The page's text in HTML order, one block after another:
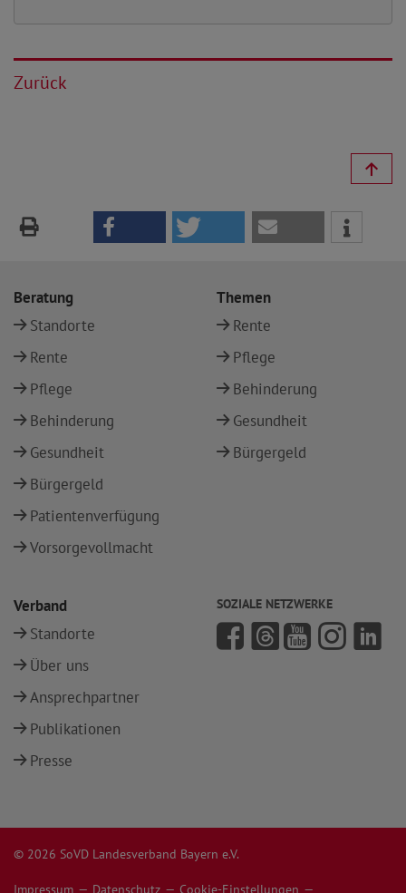
Zurück
Beratung
Standorte
Rente
Pflege
Behinderung
Gesundheit
Bürgergeld
Patientenverfügung
Vorsorgevollmacht
Themen
Rente
Pflege
Behinderung
Gesundheit
Bürgergeld
Verband
Standorte
Über uns
Ansprechpartner
Publikationen
Presse
SOZIALE NETZWERKE
© 2026 SoVD Landesverband Bayern e.V.
Impressum Datenschutz Cookie-Einstellungen